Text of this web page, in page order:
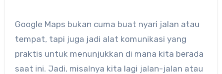
Google Maps bukan cuma buat nyari jalan atau
tempat, tapi juga jadi alat komunikasi yang
praktis untuk menunjukkan di mana kita berada
saat ini. Jadi, misalnya kita lagi jalan-jalan atau